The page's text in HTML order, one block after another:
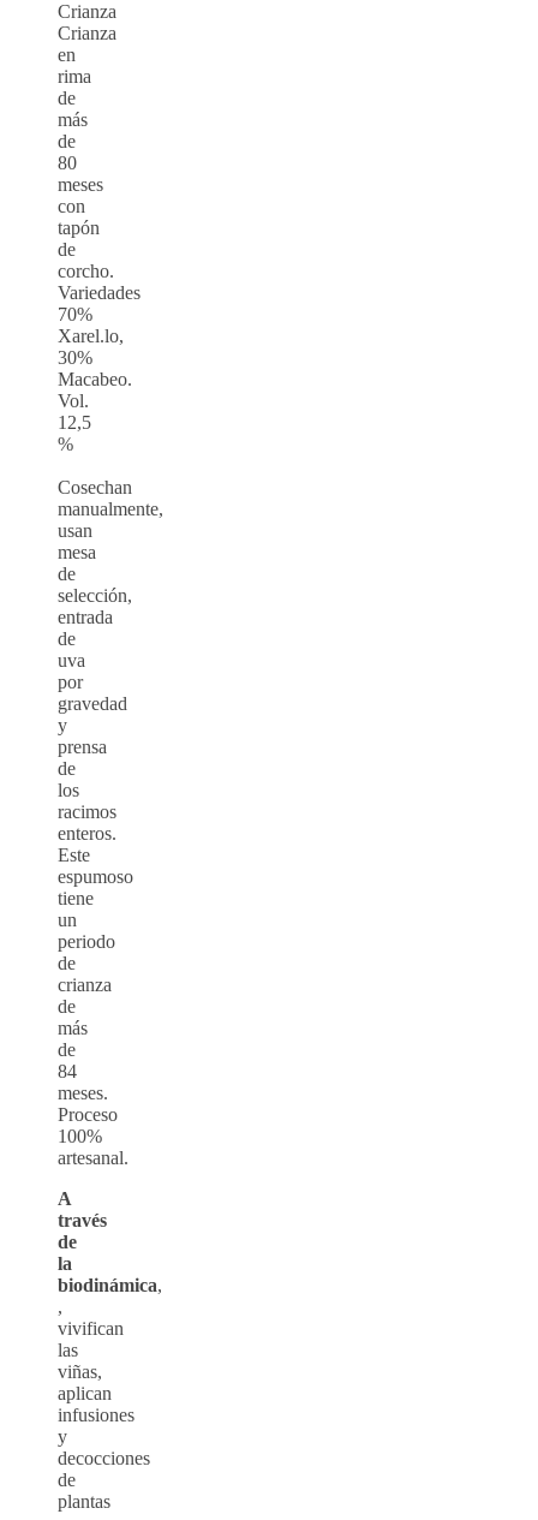
Crianza
Crianza
en
rima
de
más
de
80
meses
con
tapón
de
corcho.
Variedades
70%
Xarel.lo,
30%
Macabeo.
Vol.
12,5
%
Cosechan
manualmente,
usan
mesa
de
selección,
entrada
de
uva
por
gravedad
y
prensa
de
los
racimos
enteros.
Este
espumoso
tiene
un
periodo
de
crianza
de
más
de
84
meses.
Proceso
100%
artesanal.
A
través
de
la
biodinámica,
,
vivifican
las
viñas,
aplican
infusiones
y
decocciones
de
plantas